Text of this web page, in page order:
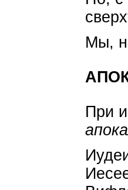
Мы,
При